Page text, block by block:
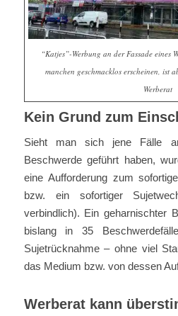
“Katjes”-Werbung an der Fassade eines
manchen geschmacklos erscheinen, ist
Werberat
Kein Grund zum
Sieht man sich jene Fälle
Beschwerde geführt haben,
eine Aufforderung zum
bzw. ein sofortiger
verbindlich). Ein geharnischter
bislang in 35
Sujetrücknahme – ohne viel
das Medium bzw. von dessen
Werberat kann